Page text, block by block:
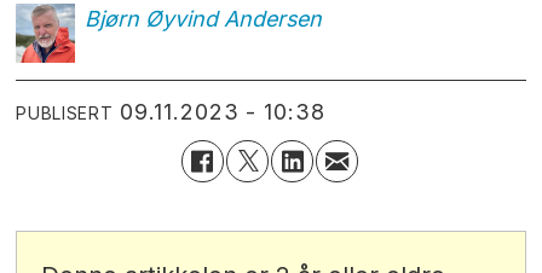
Bjørn Øyvind Andersen
PUBLISERT 09.11.2023 - 10:38